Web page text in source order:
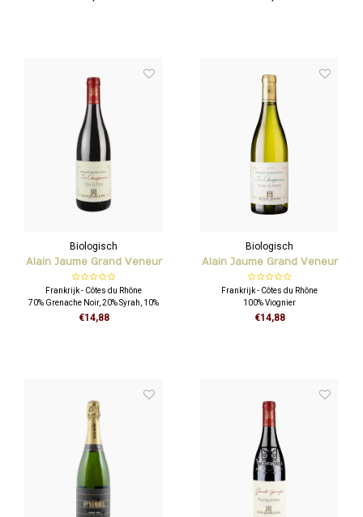
Biologisch
Alain Jaume Grand Veneur
'Les Champauvins' Rouge
Frankrijk - Côtes du Rhône
70% Grenache Noir, 20% Syrah, 10%
Mourvèdre
€14,88
Biologisch
Alain Jaume Grand Veneur
'Les Champauvins' Blanc
Frankrijk - Côtes du Rhône
100% Viognier
€14,88